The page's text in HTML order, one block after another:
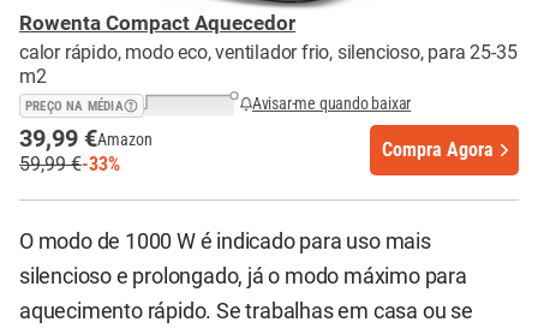
Rowenta Compact Aquecedor
calor rápido, modo eco, ventilador frio, silencioso, para 25-35
m2
PREÇO NA MÉDIA Avisar-me quando baixar
39,99 €Amazon
59,99 €-33%
Compra Agora
O modo de 1000 W é indicado para uso mais
silencioso e prolongado, já o modo máximo para
aquecimento rápido. Se trabalhas em casa ou se